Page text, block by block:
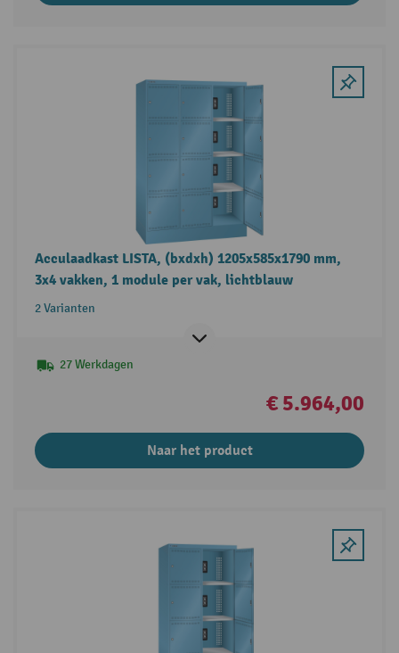
Acculaadkast LISTA, (bxdxh) 1205x585x1790 mm,
3x4 vakken, 1 module per vak, lichtblauw
2 Varianten
27 Werkdagen
€ 5.964,00
Naar het product